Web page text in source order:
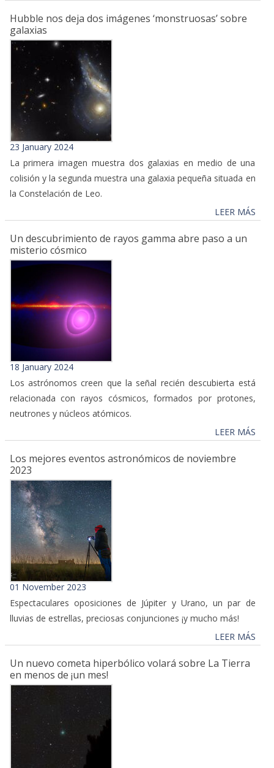
Hubble nos deja dos imágenes ‘monstruosas’ sobre
galaxias
23 January 2024
La primera imagen muestra dos galaxias en medio de una
colisión y la segunda muestra una galaxia pequeña situada en
la Constelación de Leo.
LEER MÁS
Un descubrimiento de rayos gamma abre paso a un
misterio cósmico
18 January 2024
Los astrónomos creen que la señal recién descubierta está
relacionada con rayos cósmicos, formados por protones,
neutrones y núcleos atómicos.
LEER MÁS
Los mejores eventos astronómicos de noviembre
2023
01 November 2023
Espectaculares oposiciones de Júpiter y Urano, un par de
lluvias de estrellas, preciosas conjunciones ¡y mucho más!
LEER MÁS
Un nuevo cometa hiperbólico volará sobre La Tierra
en menos de ¡un mes!